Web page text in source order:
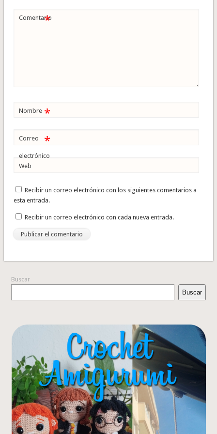
Comentario
*
Nombre *
Correo
electrónico
*
Web
Recibir un correo electrónico con los siguientes comentarios a
esta entrada.
Recibir un correo electrónico con cada nueva entrada.
Buscar
Buscar